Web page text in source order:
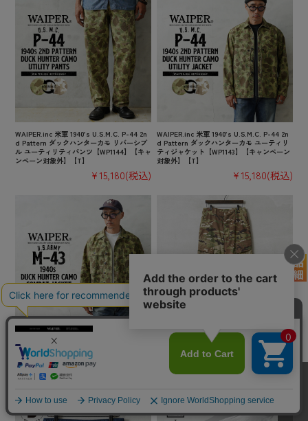
WAIPER.inc 米軍 1940’s U.S.M.C. P-44 2n
d Pattern ダックハンターカモ リバーシブ
ル ユーティリティパンツ【WP1144】【キャ
ンペーン対象外】【T】
¥15,180(税込)
WAIPER.inc 米軍 1940’s U.S.M.C. P-44 2n
d Pattern ダックハンターカモ ユーティリ
ティジャケット【WP1143】【キャンペーン
対象外】【T】
¥15,180(税込)
WAIPER.inc 米軍 1940’s U.S.ARMY M-43
ダックハンターカモ コンバットジャケット
【WP1150】【キャンペーン対象外】【T】
実物 USED 米軍 COMBAT カーゴパンツ OC
P スコーピオンW2 コットンナイロン【キャ
ンペーン対象外】【I】
¥6,380(税込)